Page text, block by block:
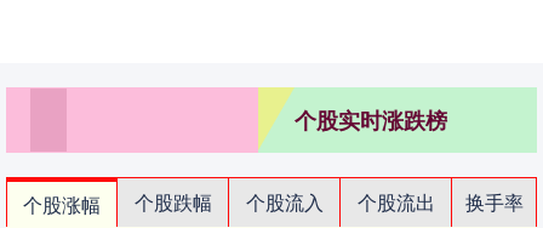
个股实时涨跌榜
个股涨幅 个股跌幅 个股流入 个股流出
换手率